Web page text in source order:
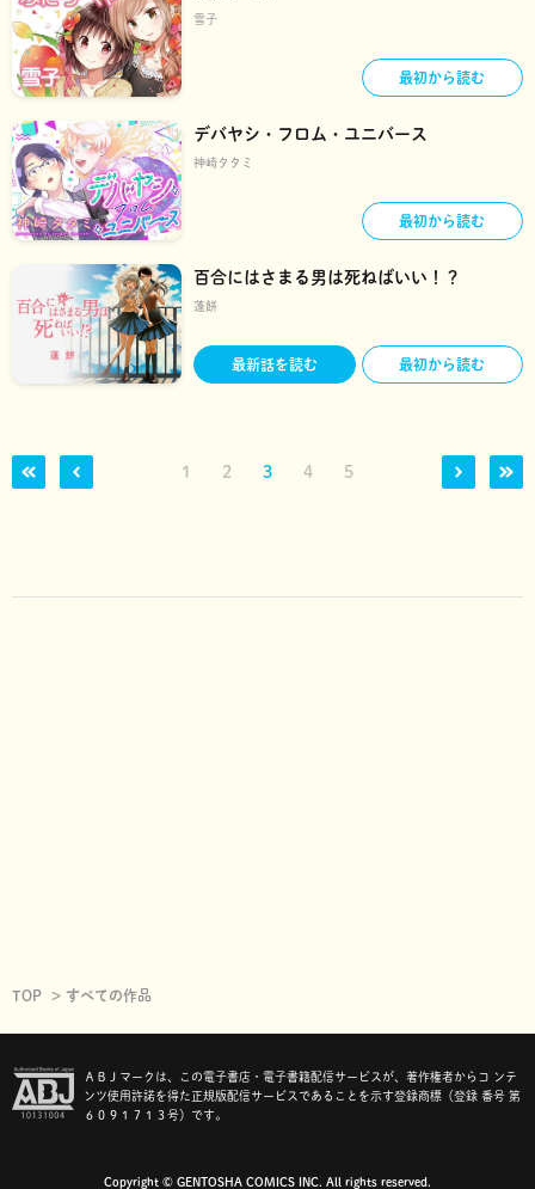
雪子
最初から読む
デバヤシ・フロム・ユニバース
神崎タタミ
最初から読む
百合にはさまる男は死ねばいい！？
蓬餅
最新話を読む 最初から読む
1 2 3 4 5
TOP すべての作品
ＡＢＪマークは、この電子書店・電子書籍配信サービスが、著作権者からコ ンテ
ンツ使用許諾を得た正規版配信サービスであることを示す登録商標（登録 番号 第
６０９１７１３号）です。
Copyright © GENTOSHA COMICS INC. All rights reserved.